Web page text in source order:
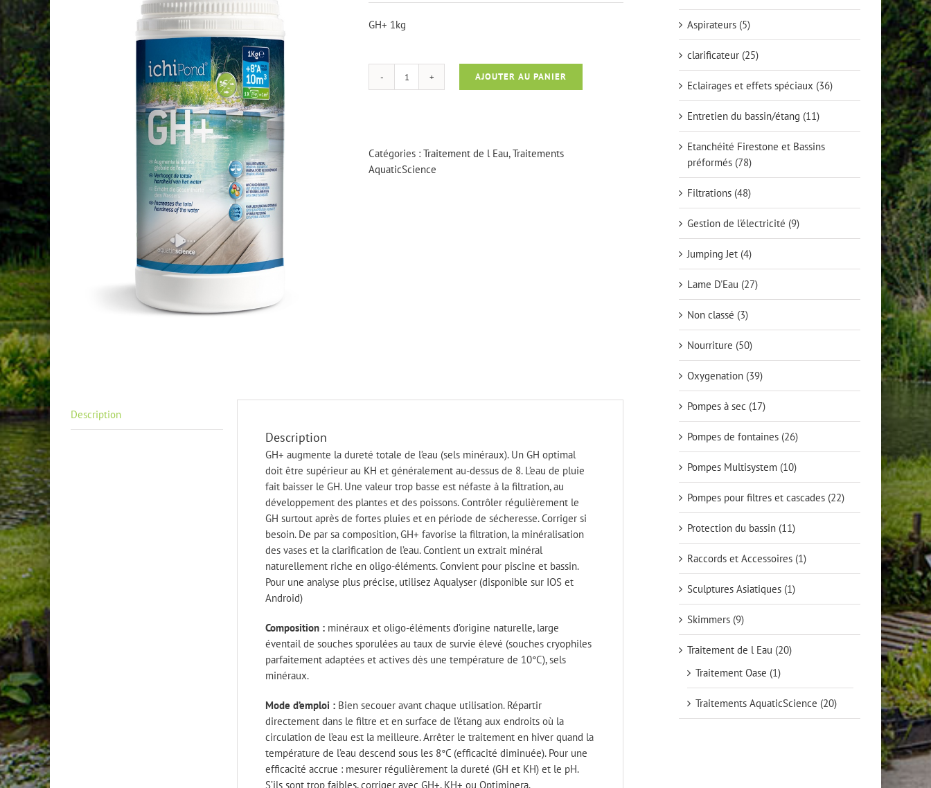
GH+ 1kg
quantité
AJOUTER AU PANIER
Catégories : Traitement de l Eau,Traitements
AquaticScience
Description
Description
GH+ augmente la dureté totale de l’eau (sels minéraux). Un GH optimal
doit être supérieur au KH et généralement au-dessus de 8. L’eau de pluie
fait baisser le GH. Une valeur trop basse est néfaste à la filtration, au
développement des plantes et des poissons. Contrôler régulièrement le
GH surtout après de fortes pluies et en période de sécheresse. Corriger si
besoin. De par sa composition, GH+ favorise la filtration, la minéralisation
des vases et la clarification de l’eau. Contient un extrait minéral
naturellement riche en oligo-éléments. Convient pour piscine et bassin.
Pour une analyse plus précise, utilisez Aqualyser (disponible sur IOS et
Android)
Composition : minéraux et oligo-éléments d’origine naturelle, large
éventail de souches sporulées au taux de survie élevé (souches cryophiles
parfaitement adaptées et actives dès une température de 10°C), sels
minéraux.
Mode d’emploi : Bien secouer avant chaque utilisation. Répartir
directement dans le filtre et en surface de l’étang aux endroits où la
circulation de l’eau est la meilleure. Arrêter le traitement en hiver quand la
température de l’eau descend sous les 8°C (efficacité diminuée). Pour une
efficacité accrue : mesurer régulièrement la dureté (GH et KH) et le pH.
S’ils sont trop faibles, corriger avec GH+, KH+ ou Optiminera.
Aspirateurs (5)
clarificateur (25)
Eclairages et effets spéciaux (36)
Entretien du bassin/étang (11)
Etanchéité Firestone et Bassins
préformés (78)
Filtrations (48)
Gestion de l'électricité (9)
Jumping Jet (4)
Lame D'Eau (27)
Non classé (3)
Nourriture (50)
Oxygenation (39)
Pompes à sec (17)
Pompes de fontaines (26)
Pompes Multisystem (10)
Pompes pour filtres et cascades (22)
Protection du bassin (11)
Raccords et Accessoires (1)
Sculptures Asiatiques (1)
Skimmers (9)
Traitement de l Eau (20)
Traitement Oase (1)
Traitements AquaticScience (20)